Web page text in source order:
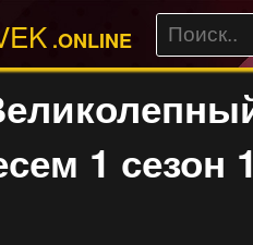
.ONLINE
1 сезон